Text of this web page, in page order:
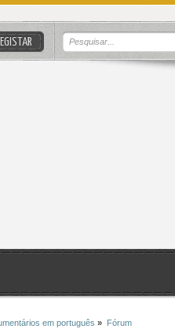
em português » Fórum